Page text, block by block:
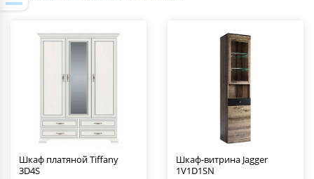
Шкаф платяной Tiffany
3D4S
Шкаф-витрина Jagger
1V1D1SN